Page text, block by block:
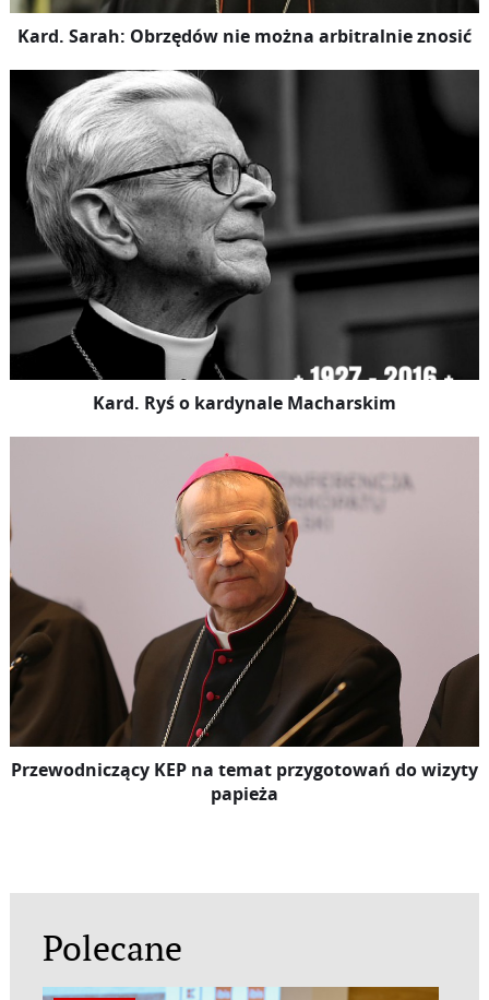
Kard. Sarah: Obrzędów nie można arbitralnie znosić
Kard. Ryś o kardynale Macharskim
Przewodniczący KEP na temat przygotowań do wizyty
papieża
Polecane